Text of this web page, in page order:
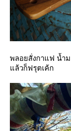
พลอยสั่งกาแฟ น้ำ
ล้วก็ฟรุตเค้ก